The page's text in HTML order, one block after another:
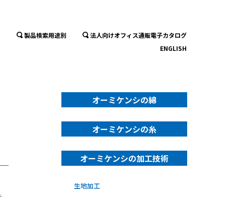
製品検索用途別
法人向けオフィス通販電子カタログ
ENGLISH
オーミケンシの綿
オーミケンシの糸
オーミケンシの加工技術
生地加工